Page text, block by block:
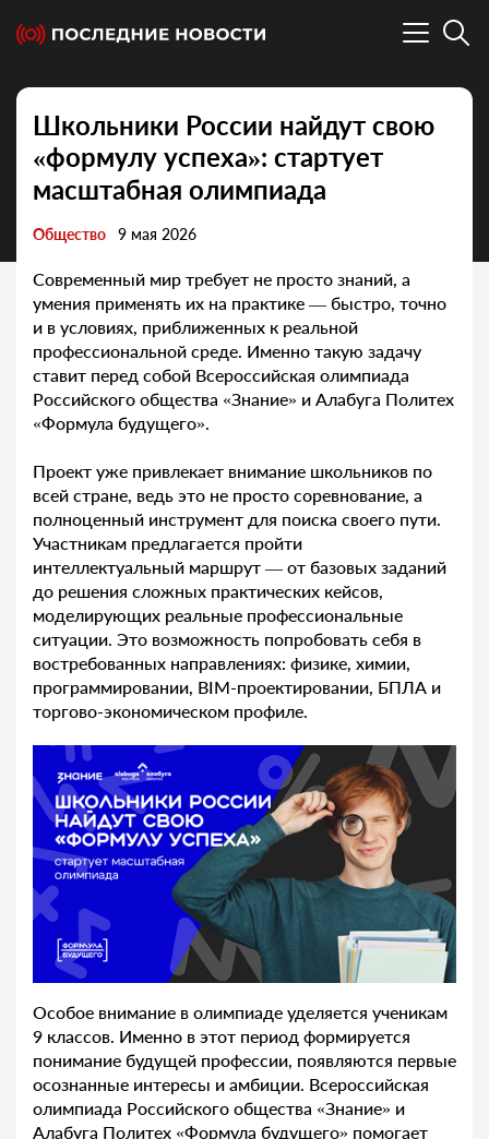
Школьники России найдут свою
«формулу успеха»: стартует
масштабная олимпиада
Общество 9 мая 2026
Современный мир требует не просто знаний, а
умения применять их на практике — быстро, точно
и в условиях, приближенных к реальной
профессиональной среде. Именно такую задачу
ставит перед собой Всероссийская олимпиада
Российского общества «Знание» и Алабуга Политех
«Формула будущего».
Проект уже привлекает внимание школьников по
всей стране, ведь это не просто соревнование, а
полноценный инструмент для поиска своего пути.
Участникам предлагается пройти
интеллектуальный маршрут — от базовых заданий
до решения сложных практических кейсов,
моделирующих реальные профессиональные
ситуации. Это возможность попробовать себя в
востребованных направлениях: физике, химии,
программировании, BIM-проектировании, БПЛА и
торгово-экономическом профиле.
Особое внимание в олимпиаде уделяется ученикам
9 классов. Именно в этот период формируется
понимание будущей профессии, появляются первые
осознанные интересы и амбиции. Всероссийская
олимпиада Российского общества «Знание» и
Алабуга Политех «Формула будущего» помогает